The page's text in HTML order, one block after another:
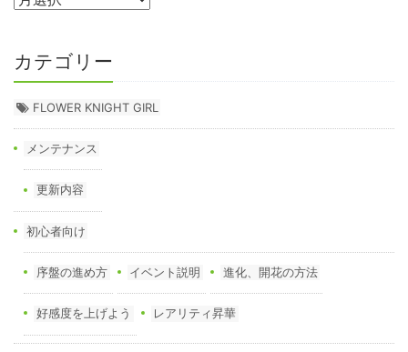
カテゴリー
FLOWER KNIGHT GIRL
メンテナンス
更新内容
初心者向け
序盤の進め方 イベント説明 進化、開花の方法
好感度を上げよう レアリティ昇華